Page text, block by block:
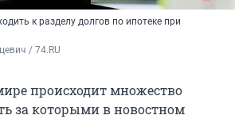
к разделу долгов по ипотеке при
/ 74.RU
происходит множество
за которыми в новостном